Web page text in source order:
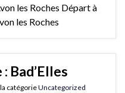
les Roches Départ à
les Roches
Bad’Elles
catégorieUncategorized